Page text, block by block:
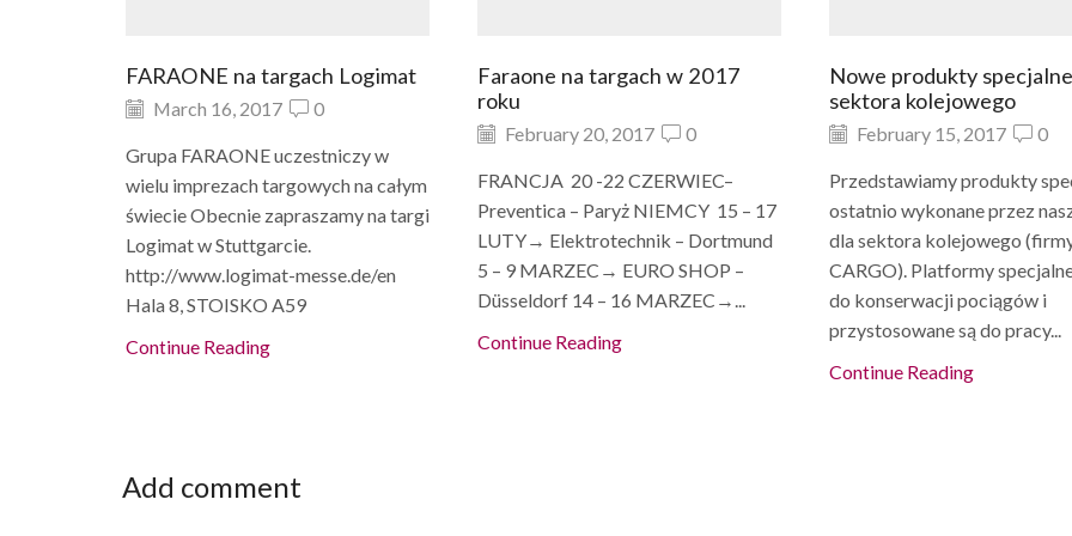
FARAONE na targach Logimat
March 16, 2017 0
Grupa FARAONE uczestniczy w
wielu imprezach targowych na całym
świecie Obecnie zapraszamy na targi
Logimat w Stuttgarcie.
http://www.logimat-messe.de/en
Hala 8, STOISKO A59
Continue Reading
Faraone na targach w 2017
roku
February 20, 2017 0
FRANCJA 20 -22 CZERWIEC–
Preventica – Paryż NIEMCY 15 – 17
LUTY→ Elektrotechnik – Dortmund
5 – 9 MARZEC→ EURO SHOP –
Düsseldorf 14 – 16 MARZEC→...
Continue Reading
Nowe produkty
sektora kolejowego
February 15, 2017 0
Przedstawiamy produkty
ostatnio wykonane przez
dla sektora kolejowego
CARGO). Platformy specjalne
do konserwacji pociągów i
przystosowane są do pracy...
Continue Reading
Add comment